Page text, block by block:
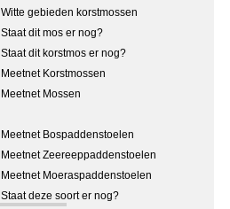
Witte gebieden korstmossen
Staat dit mos er nog?
Staat dit korstmos er nog?
Meetnet Korstmossen
Meetnet Mossen
Meetnet Bospaddenstoelen
Meetnet Zeereeppaddenstoelen
Meetnet Moeraspaddenstoelen
Staat deze soort er nog?